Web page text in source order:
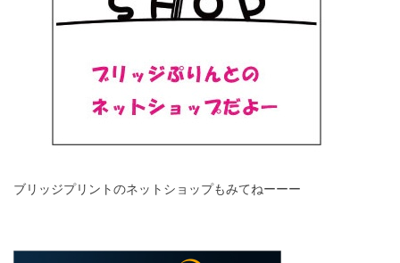
ブリッジプリントのネットショップもみてねーーー